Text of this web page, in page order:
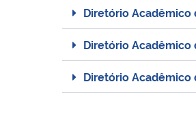
Diretório Acadêmico
Diretório Acadêmico
Diretório Acadêmico